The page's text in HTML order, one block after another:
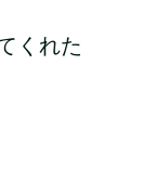
くれた